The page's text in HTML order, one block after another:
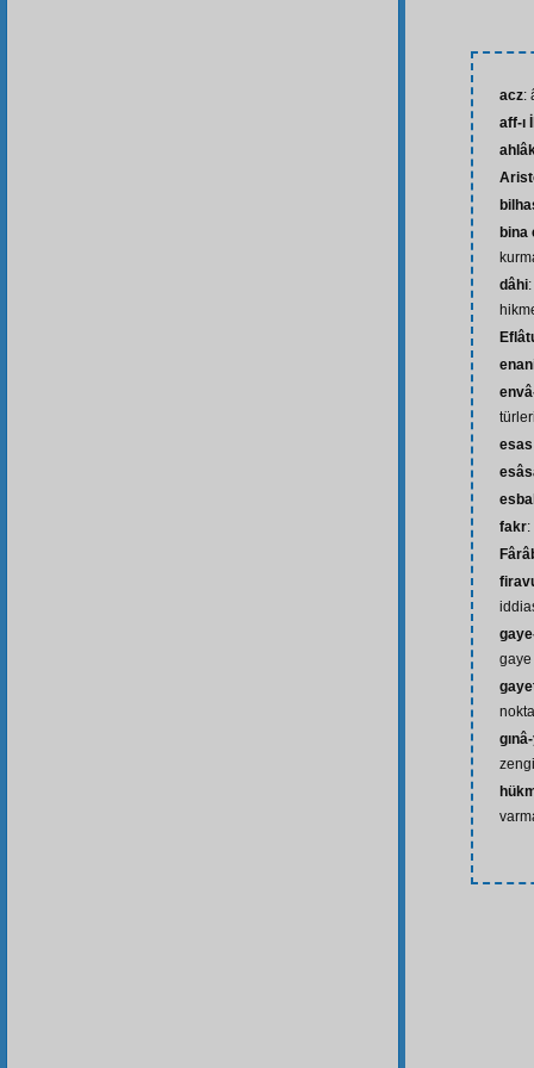
acz:
aff-ı
bina
dâhi
esas
fakr
gaye